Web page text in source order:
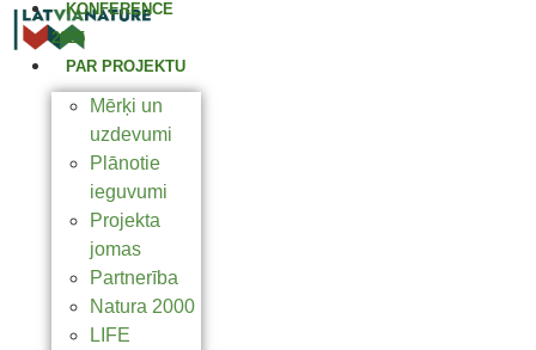
KONFERENCE
2025
PAR PROJEKTU
Mērķi un
uzdevumi
Plānotie
ieguvumi
Projekta
jomas
Partnerība
Natura 2000
LIFE